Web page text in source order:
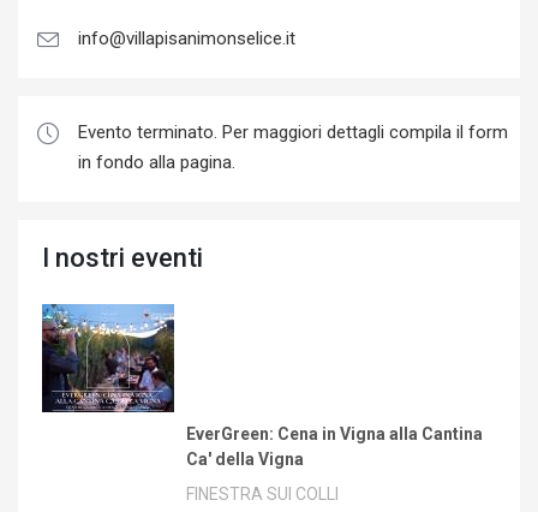
info@villapisanimonselice.it
Evento terminato. Per maggiori dettagli compila il form
in fondo alla pagina.
I nostri eventi
EverGreen: Cena in Vigna alla Cantina
Ca' della Vigna
FINESTRA SUI COLLI